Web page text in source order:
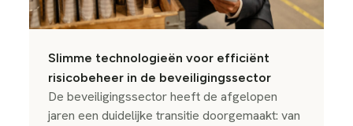
Slimme technologieën voor efficiënt
risicobeheer in de beveiligingssector
De beveiligingssector heeft de afgelopen
jaren een duidelijke transitie doorgemaakt: van